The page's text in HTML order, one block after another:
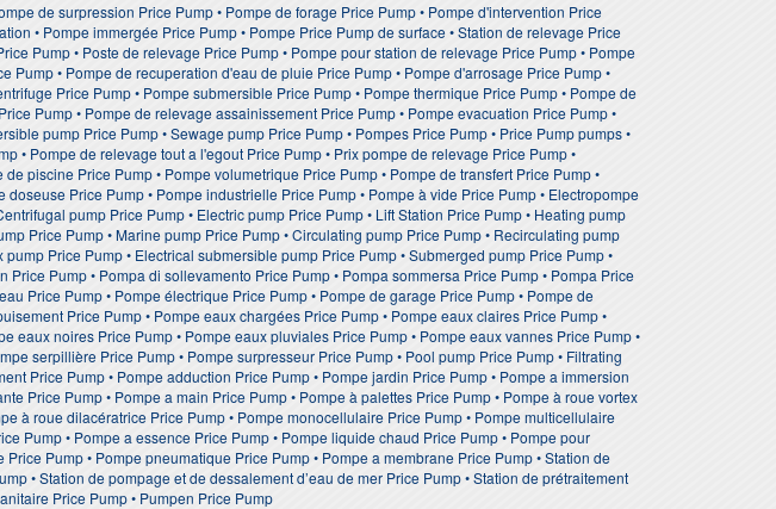
de surpression Price Pump • Pompe de forage Price Pump • Pompe d'intervention Price
• Pompe immergée Price Pump • Pompe Price Pump de surface • Station de relevage Price
Pump • Poste de relevage Price Pump • Pompe pour station de relevage Price Pump • Pompe
• Pompe de recuperation d'eau de pluie Price Pump • Pompe d'arrosage Price Pump •
Price Pump • Pompe submersible Price Pump • Pompe thermique Price Pump • Pompe de
Pump • Pompe de relevage assainissement Price Pump • Pompe evacuation Price Pump •
pump Price Pump • Sewage pump Price Pump • Pompes Price Pump • Price Pump pumps •
• Pompe de relevage tout a l'egout Price Pump • Prix pompe de relevage Price Pump •
piscine Price Pump • Pompe volumetrique Price Pump • Pompe de transfert Price Pump •
Price Pump • Pompe industrielle Price Pump • Pompe à vide Price Pump • Electropompe
pump Price Pump • Electric pump Price Pump • Lift Station Price Pump • Heating pump
Price Pump • Marine pump Price Pump • Circulating pump Price Pump • Recirculating pump
Price Pump • Electrical submersible pump Price Pump • Submerged pump Price Pump •
Pump • Pompa di sollevamento Price Pump • Pompa sommersa Price Pump • Pompa Price
Price Pump • Pompe électrique Price Pump • Pompe de garage Price Pump • Pompe de
Price Pump • Pompe eaux chargées Price Pump • Pompe eaux claires Price Pump •
eaux noires Price Pump • Pompe eaux pluviales Price Pump • Pompe eaux vannes Price Pump •
serpillière Price Pump • Pompe surpresseur Price Pump • Pool pump Price Pump • Filtrating
Price Pump • Pompe adduction Price Pump • Pompe jardin Price Pump • Pompe a immersion
Price Pump • Pompe a main Price Pump • Pompe à palettes Price Pump • Pompe à roue vortex
à roue dilacératrice Price Pump • Pompe monocellulaire Price Pump • Pompe multicellulaire
Pump • Pompe a essence Price Pump • Pompe liquide chaud Price Pump • Pompe pour
Pump • Pompe pneumatique Price Pump • Pompe a membrane Price Pump • Station de
• Station de pompage et de dessalement d’eau de mer Price Pump • Station de prétraitement
Price Pump • Pumpen Price Pump